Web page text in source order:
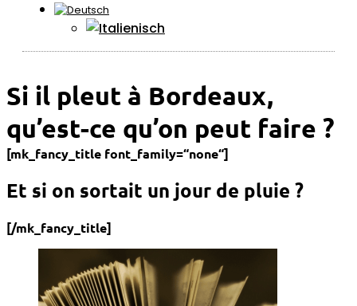
Si il pleut à Bordeaux,
qu’est-ce qu’on peut faire ?
[mk_fancy_title font_family=“none“]
Et si on sortait un jour de pluie ?
[/mk_fancy_title]